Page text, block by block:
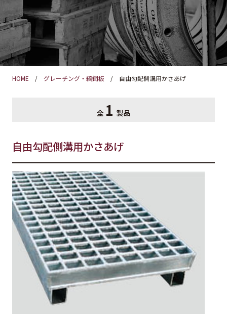
HOME グレーチング・縞鋼板 自由勾配側溝用かさあげ
全 1 製品
自由勾配側溝用かさあげ